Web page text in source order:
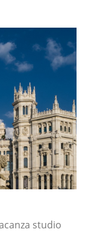
studio